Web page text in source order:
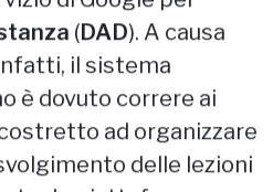
di Google per
(DAD). A causa
il sistema
è dovuto correre ai
ad organizzare
delle lezioni